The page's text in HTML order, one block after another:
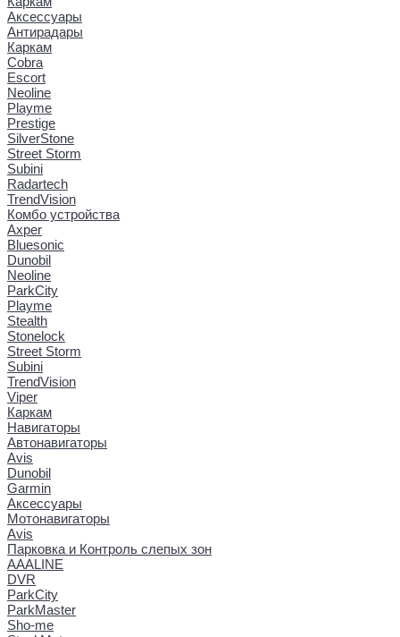
Аксессуары
Антирадары
Каркам
Cobra
Escort
Neoline
Playme
Prestige
SilverStone
Street Storm
Subini
Radartech
TrendVision
Комбо устройства
Axper
Bluesonic
Dunobil
Neoline
ParkCity
Playme
Stealth
Stonelock
Street Storm
Subini
TrendVision
Viper
Каркам
Навигаторы
Автонавигаторы
Avis
Dunobil
Garmin
Аксессуары
Мотонавигаторы
Avis
Парковка и Контроль слепых зон
AAALINE
DVR
ParkCity
ParkMaster
Sho-me